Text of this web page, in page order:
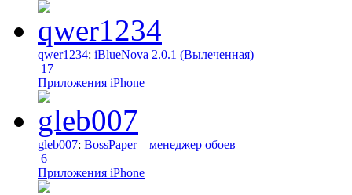
qwer1234: iBlueNova 2.0.1 (Вылеченная)
17
Приложения iPhone
gleb007: BossPaper – менеджер обоев
6
Приложения iPhone